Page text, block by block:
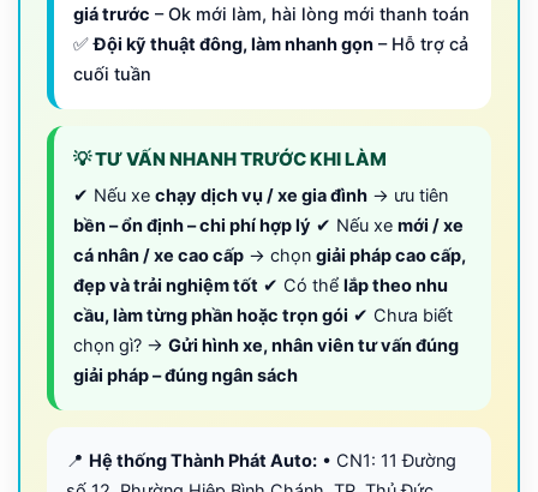
giá trước – Ok mới làm, hài lòng mới thanh toán
✅Đội kỹ thuật đông, làm nhanh gọn – Hỗ trợ cả
cuối tuần
💡 TƯ VẤN NHANH TRƯỚC KHI LÀM
✔ Nếu xe chạy dịch vụ / xe gia đình → ưu tiên
bền – ổn định – chi phí hợp lý ✔ Nếu xe mới / xe
cá nhân / xe cao cấp → chọn giải pháp cao cấp,
đẹp và trải nghiệm tốt ✔ Có thể lắp theo nhu
cầu, làm từng phần hoặc trọn gói ✔ Chưa biết
chọn gì? → Gửi hình xe, nhân viên tư vấn đúng
giải pháp – đúng ngân sách
📍 Hệ thống Thành Phát Auto: • CN1: 11 Đường